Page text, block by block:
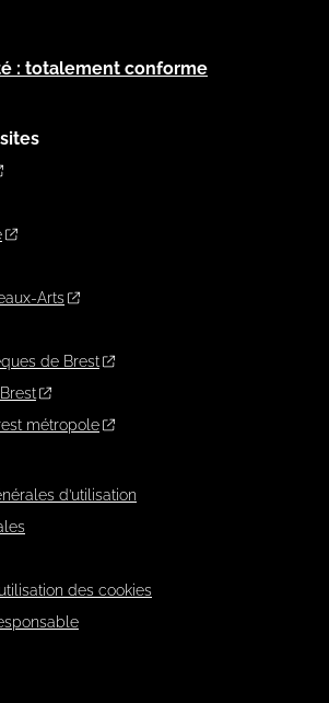
: totalement conforme
Arts
de Brest
métropole
d’utilisation
des cookies